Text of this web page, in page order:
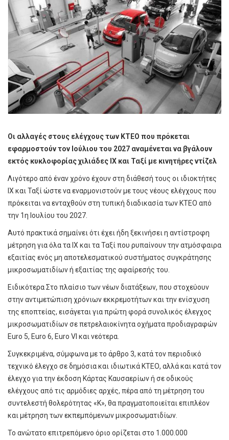
Οι αλλαγές στους ελέγχους των ΚΤΕΟ που πρόκεται
εφαρμοστούν τον Ιούλιου του 2027 αναμένεται να βγάλουν
εκτός κυκλοφορίας χιλιάδες ΙΧ και Ταξί με κινητήρες ντίζελ
Λιγότερο από έναν χρόνο έχουν στη διάθεσή τους οι ιδιοκτήτες
ΙΧ και Ταξί ώστε να εναρμονιστούν με τους νέους ελέγχους που
πρόκειται να ενταχθούν στη τυπική διαδικασία των ΚΤΕΟ από
την 1η Ιουλίου του 2027.
Αυτό πρακτικά σημαίνει ότι έχει ήδη ξεκινήσει η αντίστροφη
μέτρηση για όλα τα ΙΧ και τα Ταξί που ρυπαίνουν την ατμόσφαιρα
εξαιτίας ενός μη αποτελεσματικού συστήματος συγκράτησης
μικροσωματιδίων ή εξαιτίας της αφαίρεσής του.
Ειδικότερα Στο πλαίσιο των νέων διατάξεων, που στοχεύουν
στην αντιμετώπιση χρόνιων εκκρεμοτήτων και την ενίσχυση
της εποπτείας, εισάγεται για πρώτη φορά συνολικός έλεγχος
μικροσωματιδίων σε πετρελαιοκίνητα οχήματα προδιαγραφών
Euro 5, Euro 6, Euro VI και νεότερα.
Συγκεκριμένα, σύμφωνα με το άρθρο 3, κατά τον περιοδικό
τεχνικό έλεγχο σε δημόσια και ιδιωτικά ΚΤΕΟ, αλλά και κατά τον
έλεγχο για την έκδοση Κάρτας Καυσαερίων ή σε οδικούς
ελέγχους από τις αρμόδιες αρχές, πέρα από τη μέτρηση του
συντελεστή θολερότητας «Κ», θα πραγματοποιείται επιπλέον
και μέτρηση των εκπεμπόμενων μικροσωματιδίων.
Το ανώτατο επιτρεπόμενο όριο ορίζεται στο 1.000.000